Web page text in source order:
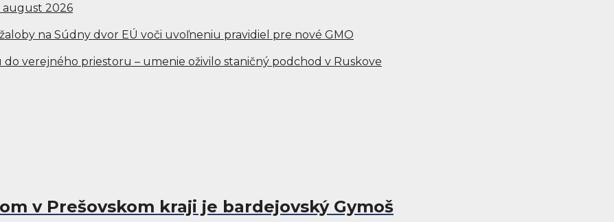
august 2026
na Súdny dvor EÚ voči uvoľneniu pravidiel pre nové GMO
verejného priestoru – umenie oživilo staničný podchod v Ruskove
v Prešovskom kraji je bardejovský Gymoš